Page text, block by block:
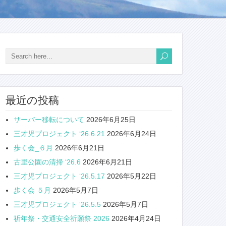
最近の投稿
サーバー移転について 2026年6月25日
三才児プロジェクト ‘26.6.21 2026年6月24日
歩く会_６月 2026年6月21日
古里公園の清掃 ‘26.6 2026年6月21日
三才児プロジェクト ‘26.5.17 2026年5月22日
歩く会 ５月 2026年5月7日
三才児プロジェクト ‘26.5.5 2026年5月7日
祈年祭・交通安全祈願祭 2026 2026年4月24日